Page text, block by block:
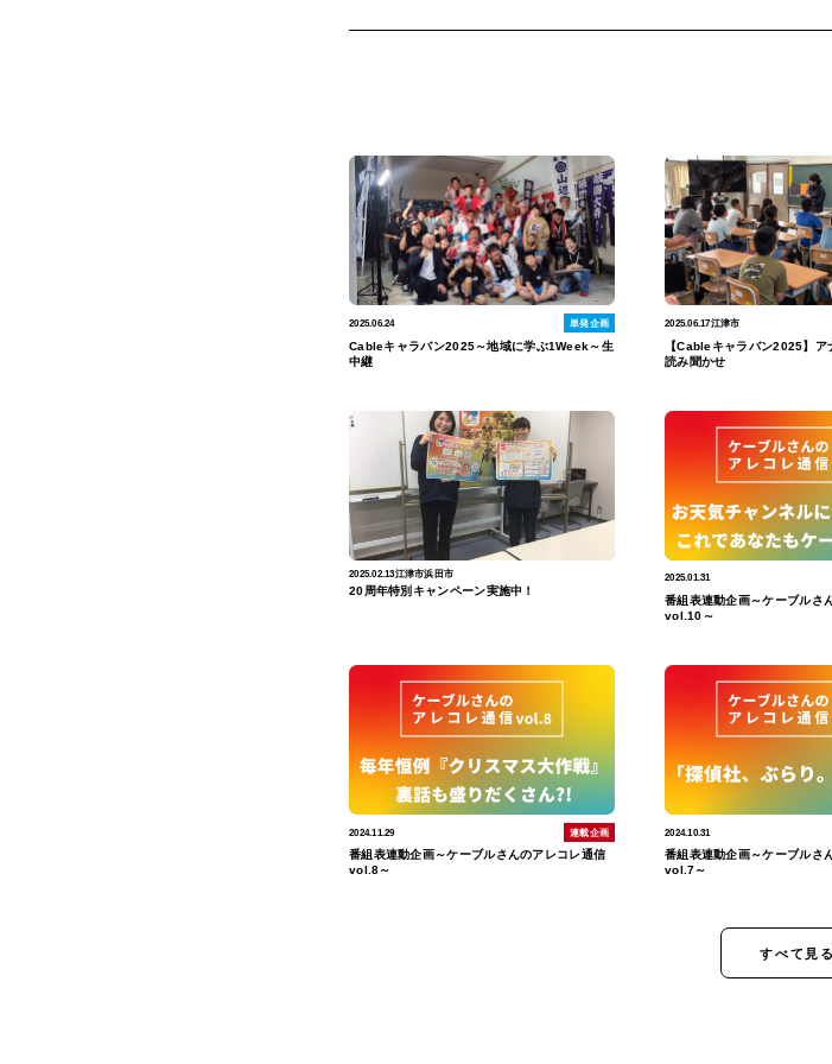
2025.06.24 単発企画
Cableキャラバン2025～地域に学ぶ1Week～生
中継
2025.06.17江津市
【Cableキャラバン2025】ア
読み聞かせ
2025.02.13江津市浜田市
20周年特別キャンペーン実施中！
2025.01.31
番組表連動企画～ケーブルさ
vol.10～
2024.11.29 連載企画
番組表連動企画～ケーブルさんのアレコレ通信
vol.8～
2024.10.31
番組表連動企画～ケーブルさ
vol.7～
すべて見る